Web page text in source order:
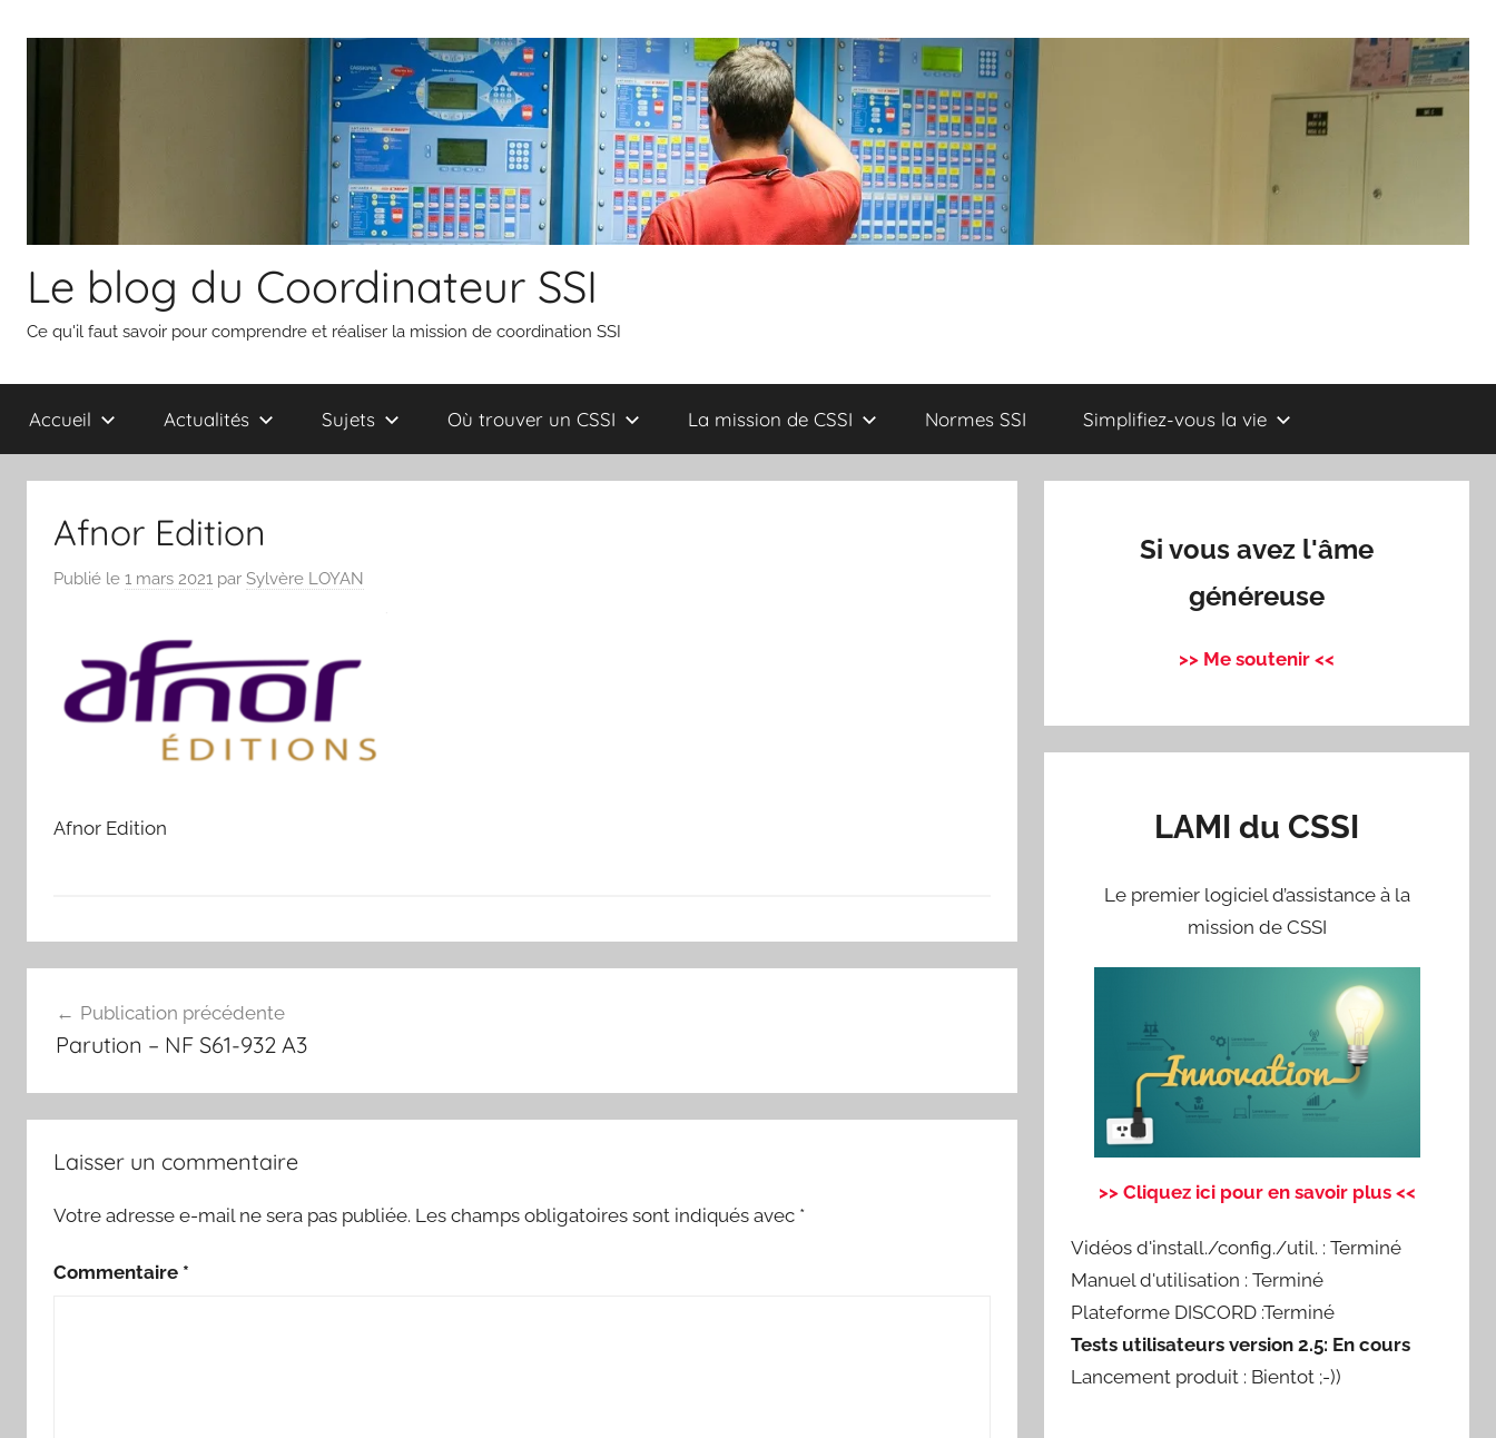
Le blog du Coordinateur SSI
Ce qu'il faut savoir pour comprendre et réaliser la mission de coordination SSI
Accueil Actualités Sujets Où trouver un CSSI La mission de CSSI Normes SSI Simplifiez-vous la vie
Afnor Edition
Publié le 1 mars 2021 par Sylvère LOYAN
Afnor Edition
de
Publication précédente
Parution – NF S61-932 A3
Laisser un commentaire
Votre adresse e-mail ne sera pas publiée. Les champs obligatoires sont indiqués avec *
Commentaire *
Si vous avez l'âme
généreuse
>> Me soutenir <<
LAMI du CSSI
Le premier logiciel d’assistance à la
mission de CSSI
>> Cliquez ici pour en savoir plus <<
Vidéos d'install./config./util. : Terminé
Manuel d'utilisation : Terminé
Plateforme DISCORD :Terminé
Tests utilisateurs version 2.5: En cours
Lancement produit : Bientot ;-))